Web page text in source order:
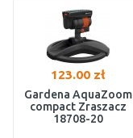
123.00 zł
Gardena AquaZoom
compact Zraszacz
18708-20